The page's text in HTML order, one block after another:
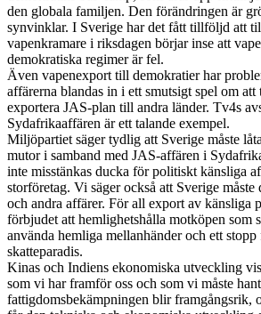
den globala familjen. Den förändringen är
synvinklar. I Sverige har det fått tillföljd att
vapenkramare i riksdagen börjar inse att
demokratiska regimer är fel.
Även vapenexport till demokratier har
affärerna blandas in i ett smutsigt spel om
exportera JAS-plan till andra länder. Tv4s
Sydafrikaaffären är ett talande exempel.
Miljöpartiet säger tydlig att Sverige måste
mutor i samband med JAS-affären i
inte misstänkas ducka för politiskt känsliga
storföretag. Vi säger också att Sverige måste
och andra affärer. För all export av känsliga
förbjudet att hemlighetshålla motköpen som
använda hemliga mellanhänder och ett
skatteparadis.
Kinas och Indiens ekonomiska utveckling
som vi har framför oss och som vi måste
fattigdomsbekämpningen blir framgångsrik,